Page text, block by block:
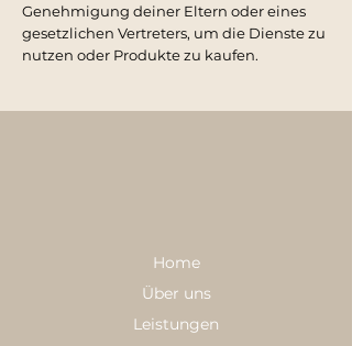
Genehmigung deiner Eltern oder eines
gesetzlichen Vertreters, um die Dienste zu
nutzen oder Produkte zu kaufen.
Home
Über uns
Leistungen